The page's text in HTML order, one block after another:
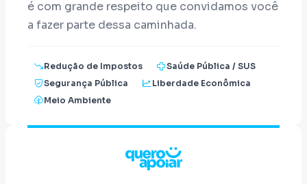
é com grande respeito que convidamos você
a fazer parte dessa caminhada.
Deputado Federal em 2026 nasce do desejo
de representar a população com
quando pessoas de bem se unem em torno
Redução de Impostos
Saúde Pública / SUS
Segurança Pública
Liberdade Econômica
Meio Ambiente